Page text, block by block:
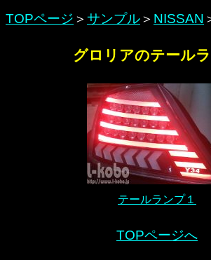
TOPページ ＞サンプル＞ NISSAN
グロリアのテール
テールランプ１
TOPページへ